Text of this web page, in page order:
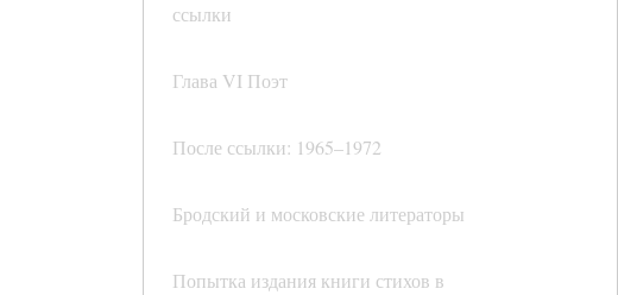
ссылки
Глава VI Поэт
После ссылки: 1965–1972
Бродский и московские литераторы
Попытка издания книги стихов в